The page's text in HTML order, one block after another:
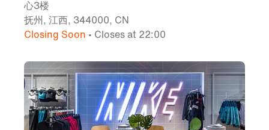
心3楼
抚州, 江西, 344000, CN
Closing Soon • Closes at 22:00